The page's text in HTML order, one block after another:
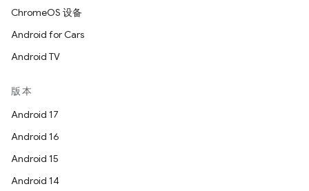
ChromeOS 设备
Android for Cars
Android TV
版本
Android 17
Android 16
Android 15
Android 14